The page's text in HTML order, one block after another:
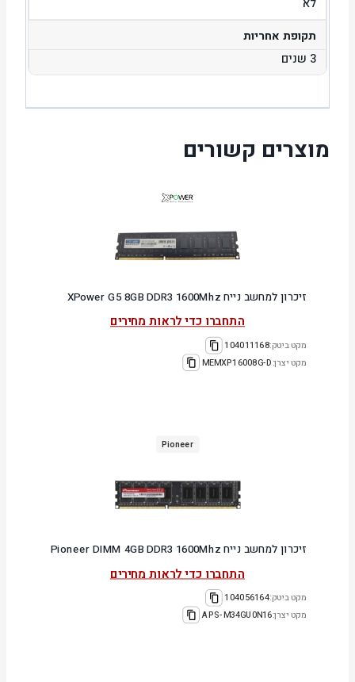
תקופת אחריות
3 שנים
מוצרים קשורים
זיכרון למחשב נייח XPower G5 8GB DDR3 1600Mhz
התחברו כדי לראות מחירים
מקט ביטק:104011168
מקט יצרן:MEMXP16008G-D
Pioneer
זיכרון למחשב נייח Pioneer DIMM 4GB DDR3 1600Mhz
התחברו כדי לראות מחירים
מקט ביטק:104056164
מקט יצרן:APS-M34GU0N16